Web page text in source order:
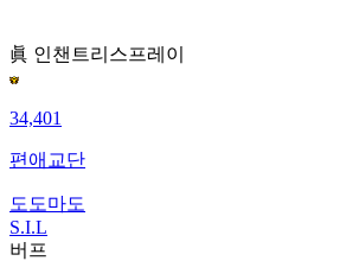
眞 인챈트리스프레이
34,401
편애교단
도도마도
S.I.L
버프